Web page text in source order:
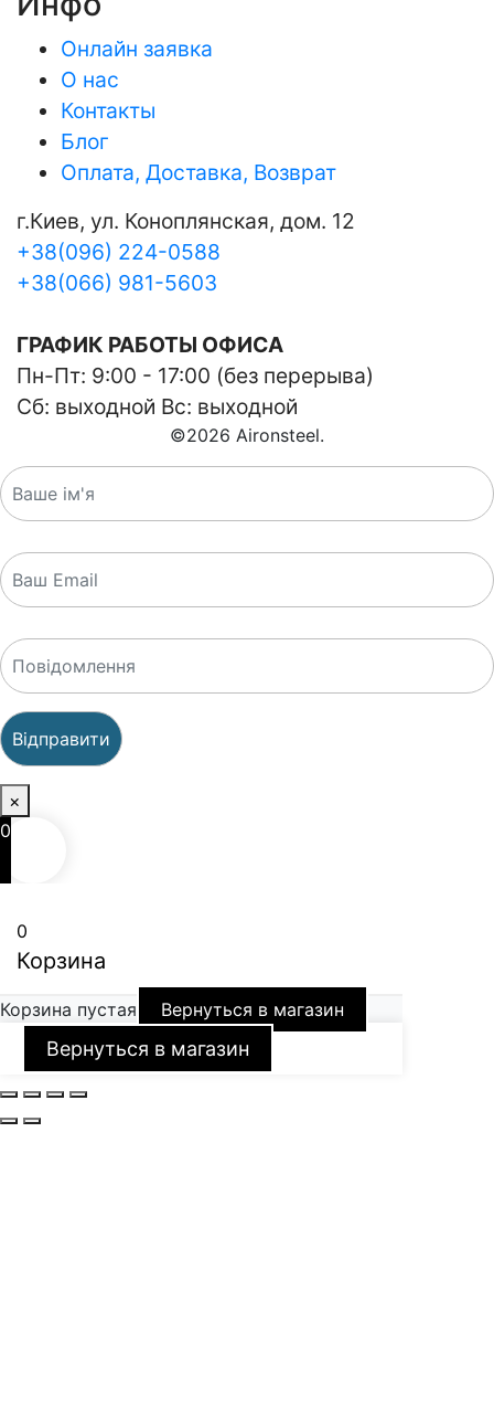
Онлайн заявка
О нас
Контакты
Блог
Оплата, Доставка, Возврат
г.Киев, ул. Коноплянская, дом. 12
+38(096) 224-0588
+38(066) 981-5603
ГРАФИК РАБОТЫ ОФИСА
Пн-Пт: 9:00 - 17:00 (без перерыва)
Сб: выходной Вс: выходной
©2026 Aironsteel.
×
0
0
Корзина
Корзина пустая Вернуться в магазин
Вернуться в магазин